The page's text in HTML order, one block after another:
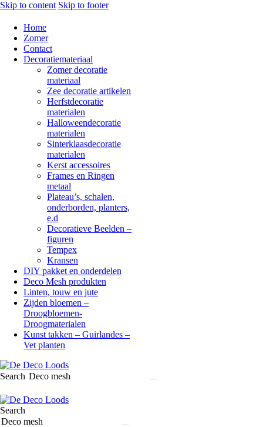
Skip to content Skip to footer
Home
Zomer
Contact
Decoratiemateriaal
Zomer decoratie
materiaal
Zee decoratie artikelen
Herfstdecoratie
materialen
Halloweendecoratie
materialen
Sinterklaasdecoratie
materialen
Kerst accessoires
Frames en Ringen
metaal
Plateau’s, schalen,
onderborden, planters,
e.d
Decoratieve Beelden –
figuren
Tempex
Kransen
DIY pakket en onderdelen
Deco Mesh produkten
Linten, touw en jute
Zijden bloemen –
Droogbloemen-
Droogmaterialen
Kunst takken – Guirlandes –
Vet planten
Search
Search